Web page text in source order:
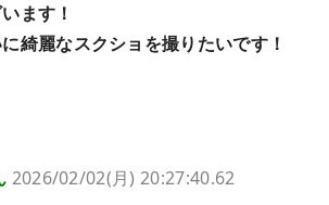
ます！
綺麗なスクショを撮りたいです！
2026/02/02(月) 20:27:40.62